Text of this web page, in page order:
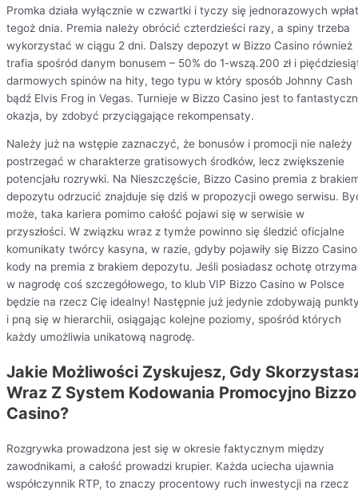
Promka działa wyłącznie w czwartki i tyczy się jednorazowych wpłat
tegoż dnia. Premia należy obrócić czterdzieści razy, a spiny trzeba
wykorzystać w ciągu 2 dni. Dalszy depozyt w Bizzo Casino również
trafia spośród danym bonusem – 50% do 1-wszą.200 zł i
darmowych spinów na hity, tego typu w który sposób Johnny Cash
bądź Elvis Frog in Vegas. Turnieje w Bizzo Casino jest to
okazja, by zdobyć przyciągające rekompensaty.
Należy już na wstępie zaznaczyć, że bonusów i promocji nie należy
postrzegać w charakterze gratisowych środków, lecz zwiększenie
potencjału rozrywki. Na Nieszczęście, Bizzo Casino premia z
depozytu odrzucić znajduje się dziś w propozycji owego serwisu.
może, taka kariera pomimo całość pojawi się w serwisie w
przyszłości. W związku wraz z tymże powinno się śledzić oficjalne
komunikaty twórcy kasyna, w razie, gdyby pojawiły się Bizzo Casino
kody na premia z brakiem depozytu. Jeśli posiadasz ochotę
w nagrodę coś szczegółowego, to klub VIP Bizzo Casino w Polsce
będzie na rzecz Cię idealny! Następnie już jedynie zdobywają
i pną się w hierarchii, osiągając kolejne poziomy, spośród których
każdy umożliwia unikatową nagrodę.
Jakie Możliwości Zyskujesz, Gdy
Wraz Z System Kodowania Promocyjno Bizzo
Casino?
Rozgrywka prowadzona jest się w okresie faktycznym między
zawodnikami, a całość prowadzi krupier. Każda uciecha ujawnia
współczynnik RTP, to znaczy procentowy ruch inwestycji na rzecz